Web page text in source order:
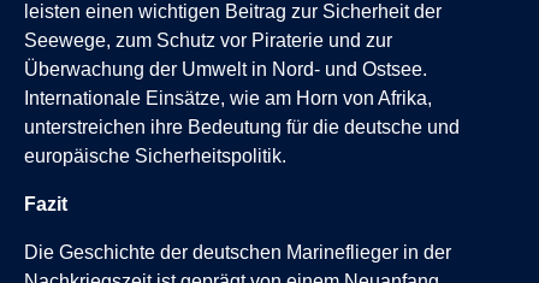
leisten einen wichtigen Beitrag zur Sicherheit der
Seewege, zum Schutz vor Piraterie und zur
Überwachung der Umwelt in Nord- und Ostsee.
Internationale Einsätze, wie am Horn von Afrika,
unterstreichen ihre Bedeutung für die deutsche und
europäische Sicherheitspolitik.
Fazit
Die Geschichte der deutschen Marineflieger in der